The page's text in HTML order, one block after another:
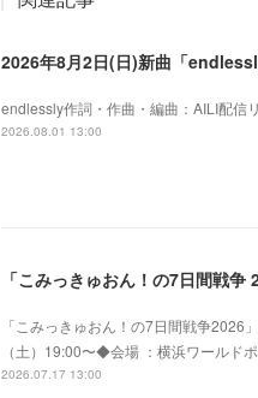
2026年8月2日(日)新曲「
endlessly作詞・作曲・編曲：AILI配信
2026.08.01 13:00
「こみっきゅおん！の7日間戦
「こみっきゅおん！の7日間戦争
（土）19:00〜◆会場 ：横浜ワールド
2026.07.17 13:00